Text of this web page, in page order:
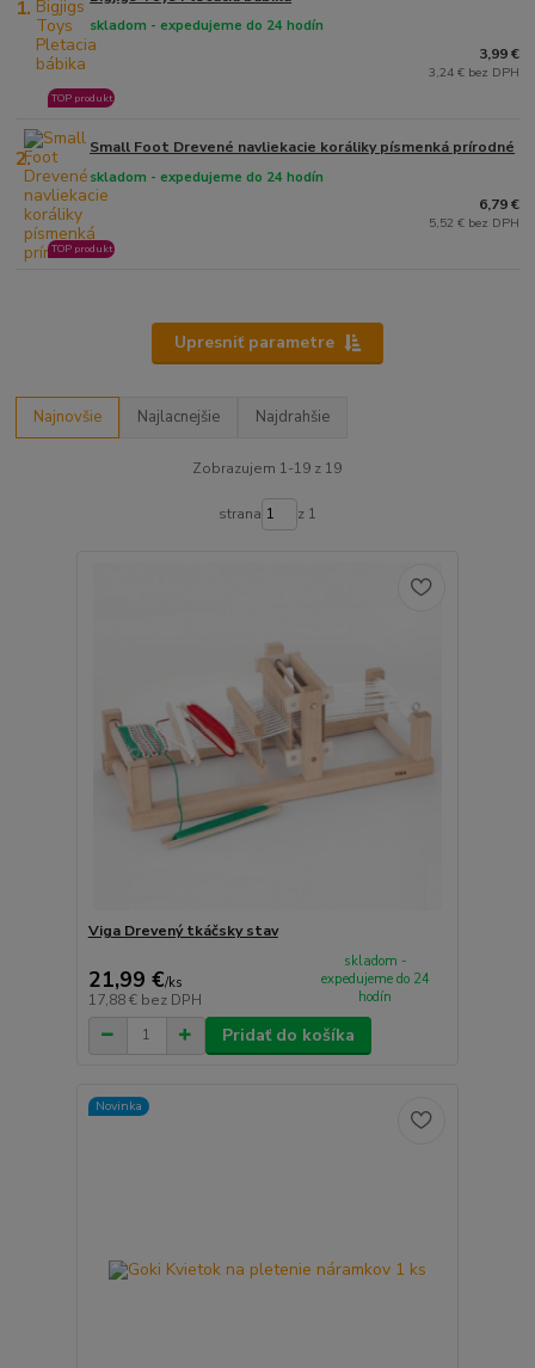
1.
skladom - expedujeme do 24 hodín
TOP produkt
3,99 €
3,24 € bez DPH
2. Small Foot Drevené navliekacie koráliky písmenká prírodné
skladom - expedujeme do 24 hodín
TOP produkt
6,79 €
5,52 € bez DPH
Upresniť parametre
Najnovšie Najlacnejšie Najdrahšie
Zobrazujem 1-19 z 19
strana z 1
Viga Drevený tkáčsky stav
21,99 €/ks
17,88 € bez DPH
skladom -
expedujeme do 24
hodín
Pridať do košíka
Novinka